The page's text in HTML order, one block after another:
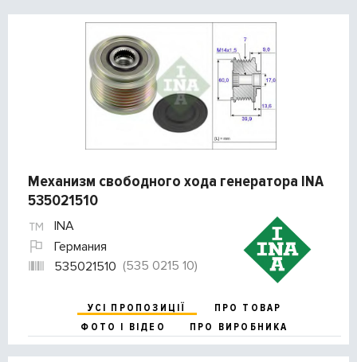
Механизм свободного хода генератора INA
535021510
INA
Германия
535021510 (535 0215 10)
УСІ ПРОПОЗИЦІЇ
ПРО ТОВАР
ФОТО І ВІДЕО
ПРО ВИРОБНИКА